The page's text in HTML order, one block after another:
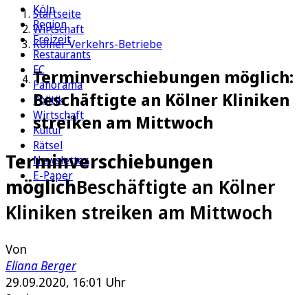
Köln
Region
Freizeit
Restaurants
FC
Panorama
Politik
Wirtschaft
Kultur
Rätsel
Newsletter
E-Paper
Startseite
Wirtschaft
Kölner Verkehrs-Betriebe
Terminverschiebungen möglich:
Beschäftigte an Kölner Kliniken
streiken am Mittwoch
Terminverschiebungen
möglichBeschäftigte an Kölner
Kliniken streiken am Mittwoch
Von
Eliana Berger
29.09.2020, 16:01 Uhr